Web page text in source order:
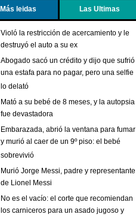
Más leidas Las Ultimas
Violó la restricción de acercamiento y le
destruyó el auto a su ex
Abogado sacó un crédito y dijo que sufrió
una estafa para no pagar, pero una selfie
lo delató
Mató a su bebé de 8 meses, y la autopsia
fue devastadora
Embarazada, abrió la ventana para fumar
y murió al caer de un 9º piso: el bebé
sobrevivió
Murió Jorge Messi, padre y representante
de Lionel Messi
No es el vacío: el corte que recomiendan
los carniceros para un asado jugoso y